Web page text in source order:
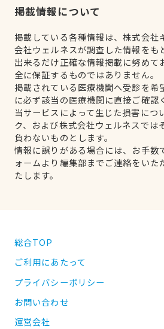
掲載情報について
掲載している各種情報は、株式会社
会社ウェルネスが調査した情報をも
出来るだけ正確な情報掲載に努めて
全に保証するものではありません。
掲載されている医療機関へ受診を希
に必ず該当の医療機関に直接ご確認
当サービスによって生じた損害につ
ク、および株式会社ウェルネスでは
負わないものとします。
情報に誤りがある場合には、お手数
ォームより編集部までご連絡をいた
たします。
総合TOP
ご利用にあたって
プライバシーポリシー
お問い合わせ
運営会社